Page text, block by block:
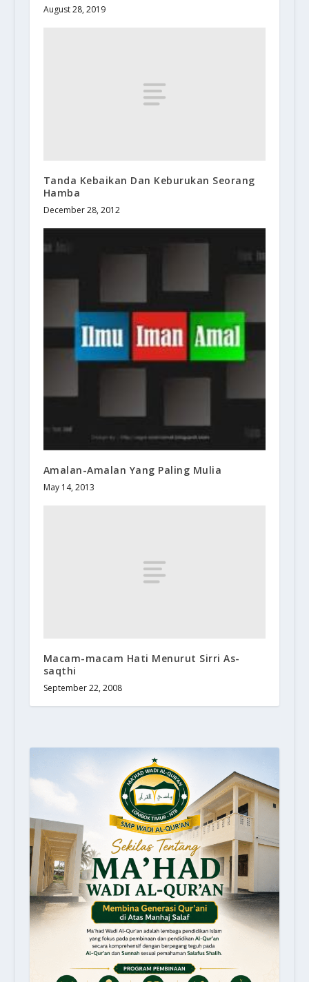
August 28, 2019
Tanda Kebaikan Dan Keburukan Seorang
Hamba
December 28, 2012
Amalan-Amalan Yang Paling Mulia
May 14, 2013
Macam-macam Hati Menurut Sirri As-
saqthi
September 22, 2008